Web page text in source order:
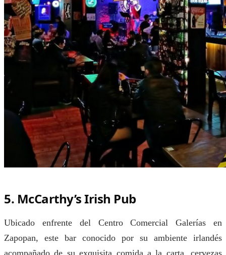
5. McCarthy’s Irish Pub
Ubicado enfrente del Centro Comercial Galerías en
Zapopan, este bar conocido por su ambiente irlandés
acompañado de su exquisita comida a la carta, cervezas